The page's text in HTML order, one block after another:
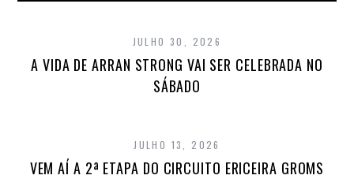
JULHO 30, 2026
A VIDA DE ARRAN STRONG VAI SER CELEBRADA NO
SÁBADO
JULHO 13, 2026
VEM AÍ A 2ª ETAPA DO CIRCUITO ERICEIRA GROMS